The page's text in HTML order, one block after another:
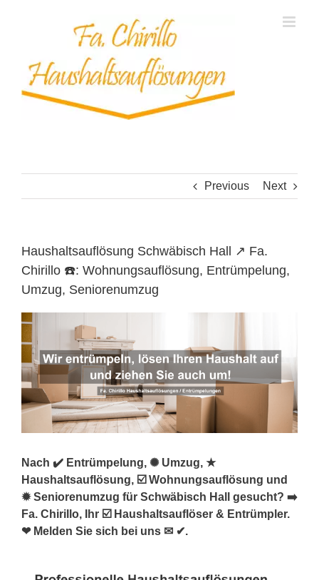
Previous Next
Haushaltsauflösung Schwäbisch Hall ↗️ Fa.
Chirillo ☎️: Wohnungsauflösung, Entrümpelung,
Umzug, Seniorenumzug
Nach ✔️ Entrümpelung, ✺ Umzug, ★
Haushaltsauflösung, ☑️ Wohnungsauflösung und
✹ Seniorenumzug für Schwäbisch Hall gesucht? ➡️
Fa. Chirillo, Ihr ☑️ Haushaltsauflöser & Entrümpler.
❤ Melden Sie sich bei uns ✉ ✔.